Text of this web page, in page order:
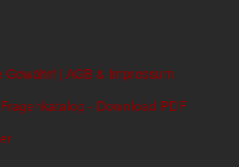
| AGB & Impressum
- Download PDF